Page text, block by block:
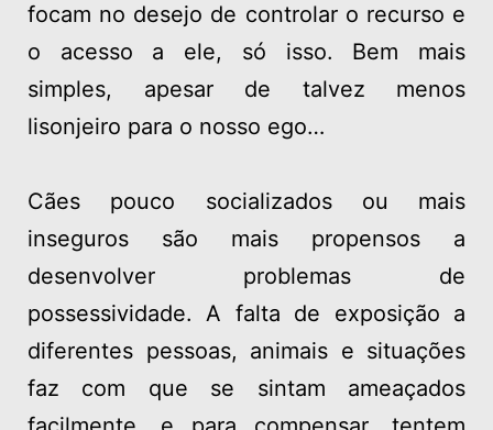
focam no desejo de controlar o recurso e
o acesso a ele, só isso. Bem mais
simples, apesar de talvez menos
lisonjeiro para o nosso ego…
Cães pouco socializados ou mais
inseguros são mais propensos a
desenvolver problemas de
possessividade. A falta de exposição a
diferentes pessoas, animais e situações
faz com que se sintam ameaçados